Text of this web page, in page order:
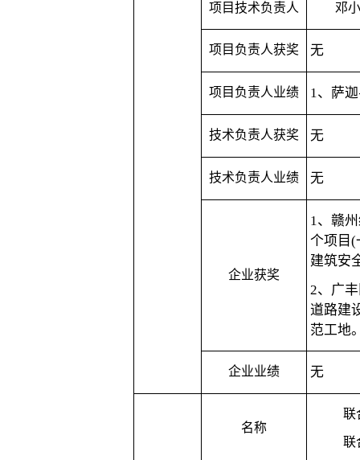
项目技术负责人 邓
项目负责人获奖 无
项目负责人业绩 1、 萨
技术负责人获奖 无
技术负责人业绩 无
企业获奖
1、 赣
个项目(
建筑安
2、 广
道路建
范工地
企业业绩 无
名称
联
联